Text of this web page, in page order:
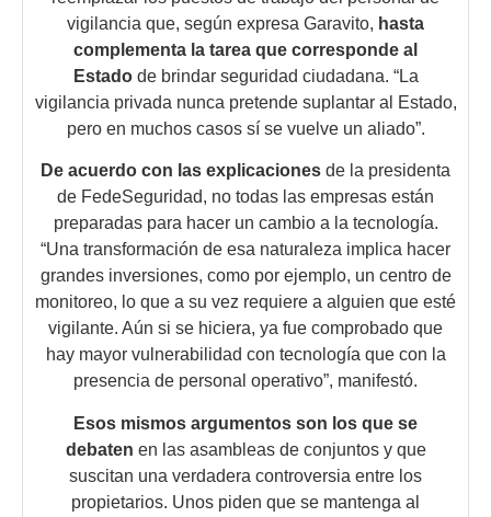
vigilancia que, según expresa Garavito, hasta
complementa la tarea que corresponde al
Estadode brindar seguridad ciudadana. “La
vigilancia privada nunca pretende suplantar al Estado,
pero en muchos casos sí se vuelve un aliado”.
De acuerdo con las explicaciones de la presidenta
de FedeSeguridad, no todas las empresas están
preparadas para hacer un cambio a la tecnología.
“Una transformación de esa naturaleza implica hacer
grandes inversiones, como por ejemplo, un centro de
monitoreo, lo que a su vez requiere a alguien que esté
vigilante. Aún si se hiciera, ya fue comprobado que
hay mayor vulnerabilidad con tecnología que con la
presencia de personal operativo”, manifestó.
Esos mismos argumentos son los que se
debaten en las asambleas de conjuntos y que
suscitan una verdadera controversia entre los
propietarios. Unos piden que se mantenga al